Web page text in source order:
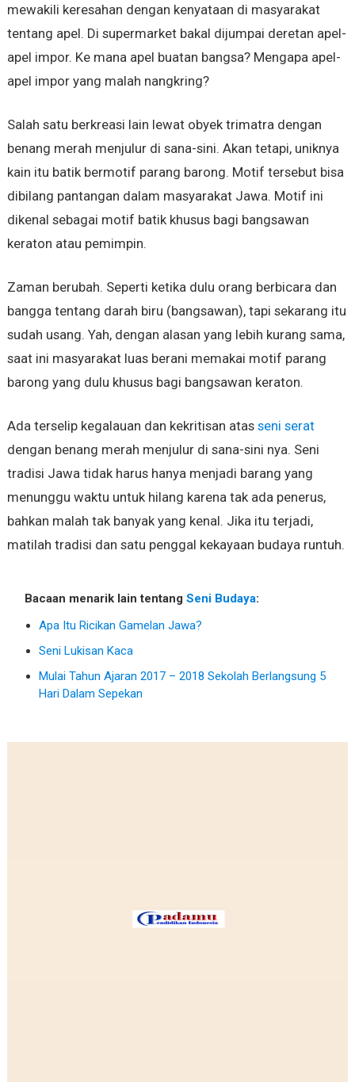
mewakili keresahan dengan kenyataan di masyarakat
tentang apel. Di supermarket bakal dijumpai deretan apel-
apel impor. Ke mana apel buatan bangsa? Mengapa apel-
apel impor yang malah nangkring?
Salah satu berkreasi lain lewat obyek trimatra dengan
benang merah menjulur di sana-sini. Akan tetapi, uniknya
kain itu batik bermotif parang barong. Motif tersebut bisa
dibilang pantangan dalam masyarakat Jawa. Motif ini
dikenal sebagai motif batik khusus bagi bangsawan
keraton atau pemimpin.
Zaman berubah. Seperti ketika dulu orang berbicara dan
bangga tentang darah biru (bangsawan), tapi sekarang itu
sudah usang. Yah, dengan alasan yang lebih kurang sama,
saat ini masyarakat luas berani memakai motif parang
barong yang dulu khusus bagi bangsawan keraton.
Ada terselip kegalauan dan kekritisan atas seni serat
dengan benang merah menjulur di sana-sini nya. Seni
tradisi Jawa tidak harus hanya menjadi barang yang
menunggu waktu untuk hilang karena tak ada penerus,
bahkan malah tak banyak yang kenal. Jika itu terjadi,
matilah tradisi dan satu penggal kekayaan budaya runtuh.
Bacaan menarik lain tentang Seni Budaya:
Apa Itu Ricikan Gamelan Jawa?
Seni Lukisan Kaca
Mulai Tahun Ajaran 2017 – 2018 Sekolah Berlangsung 5
Hari Dalam Sepekan